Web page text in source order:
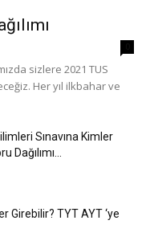
sizlere 2021 TUS
Her yıl ilkbahar ve
Sınavına Kimler
Girebilir? TYT AYT ‘ye